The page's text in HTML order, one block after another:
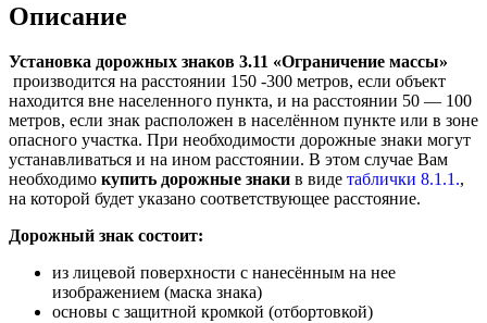
Описание
Установка дорожных знаков 3.11 «Ограничение массы»
производится на расстоянии 150 -300 метров, если объект
находится вне населенного пункта, и на расстоянии 50 — 100
метров, если знак расположен в населённом пункте или в зоне
опасного участка. При необходимости дорожные знаки могут
устанавливаться и на ином расстоянии. В этом случае Вам
необходимо купить дорожные знаки в виде таблички 8.1.1.,
на которой будет указано соответствующее расстояние.
Дорожный знак состоит:
из лицевой поверхности с нанесённым на нее
изображением (маска знака)
основы с защитной кромкой (отбортовкой)